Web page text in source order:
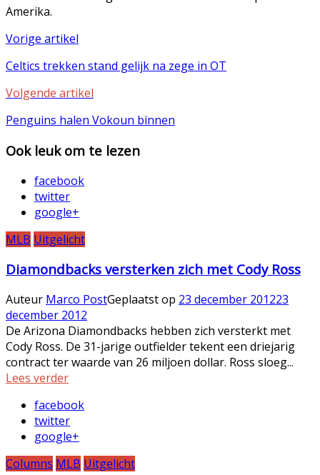
Amerika.
Vorige artikel
Celtics trekken stand gelijk na zege in OT
Volgende artikel
Penguins halen Vokoun binnen
Ook leuk om te lezen
facebook
twitter
google+
MLB Uitgelicht
Diamondbacks versterken zich met Cody Ross
Auteur Marco PostGeplaatst op 23 december 201223
december 2012
De Arizona Diamondbacks hebben zich versterkt met
Cody Ross. De 31-jarige outfielder tekent een driejarig
contract ter waarde van 26 miljoen dollar. Ross sloeg...
Lees verder
facebook
twitter
google+
Columns MLB Uitgelicht